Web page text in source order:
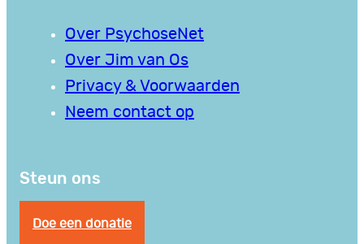
Over PsychoseNet
Over Jim van Os
Privacy & Voorwaarden
Neem contact op
Steun ons
Doe een donatie